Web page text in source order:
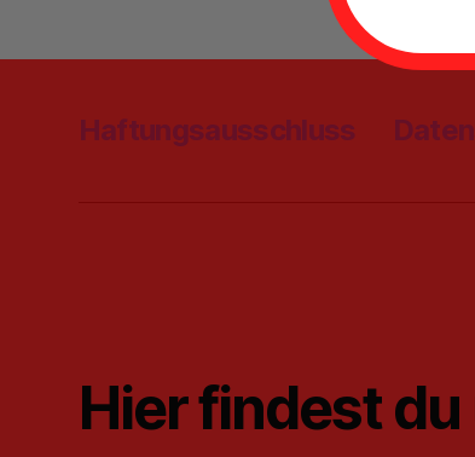
Haftungsausschluss
Hier findest du